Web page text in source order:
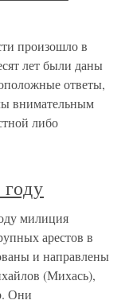
произошло в
лет были даны
ответы,
внимательным
либо
милиция
арестов в
и направлены
(Михась),
Они